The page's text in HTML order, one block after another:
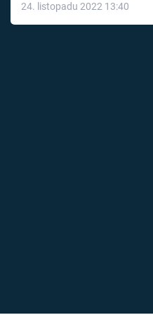
24. listopadu 2022 13:40